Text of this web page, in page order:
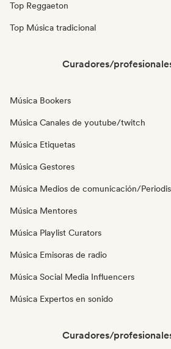
Top Reggaeton
Top Música tradicional
Curadores/
Música Bookers
Música Canales de youtube/twitch
Música Etiquetas
Música Gestores
Música Medios de comunicación/
Música Mentores
Música Playlist Curators
Música Emisoras de radio
Música Social Media Influencers
Música Expertos en sonido
Curadores/